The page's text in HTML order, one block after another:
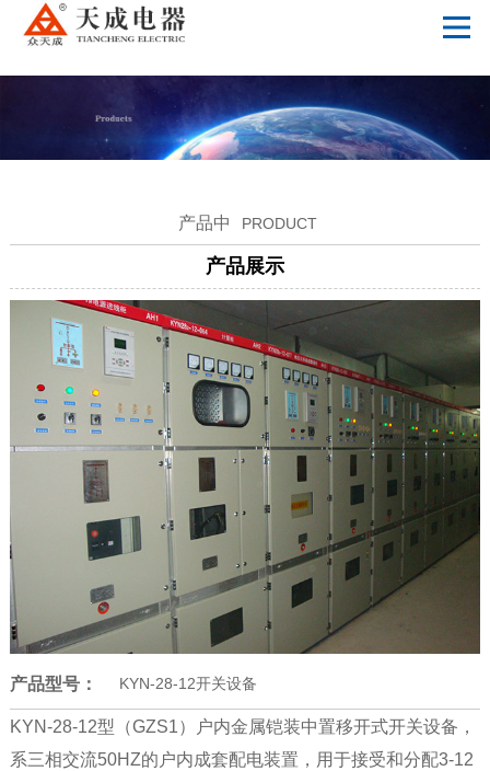
星空体育app网页版入口_星空（中国）
产品中 PRODUCT
产品展示
产品型号： KYN-28-12开关设备
KYN-28-12型（GZS1）户内金属铠装中置移开式开关设备，
系三相交流50HZ的户内成套配电装置，用于接受和分配3-12